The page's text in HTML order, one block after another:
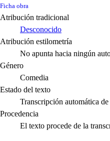
Ficha obra
Atribución tradicional
Desconocido
Atribución estilometría
No apunta hacia ningún
Género
Comedia
Estado del texto
Transcripción automática
Procedencia
El texto procede de la